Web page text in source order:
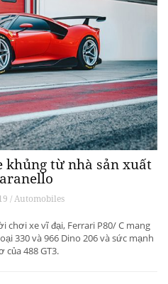
khủng từ ​​nhà sản xuất
/ Automobiles
xe vĩ đại, Ferrari P80/ C mang
330 và 966 Dino 206 và sức mạnh
của 488 GT3.